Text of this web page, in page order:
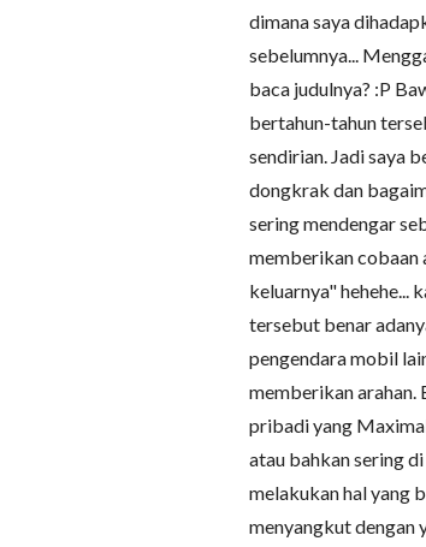
dimana saya
sebelumnya...
baca judulnya? :P
bertahun-tahun
sendirian. Jadi saya
dongkrak dan
sering mendengar
memberikan cobaan
keluarnya" hehehe...
tersebut benar
pengendara mobil
memberikan arahan.
pribadi yang
atau bahkan sering
melakukan hal yang
menyangkut dengan